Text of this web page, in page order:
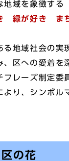
地域を象徴する
緑が好き ま
地域社会の実
、区への愛着を
フレーズ制定委
より、シンボル
の花